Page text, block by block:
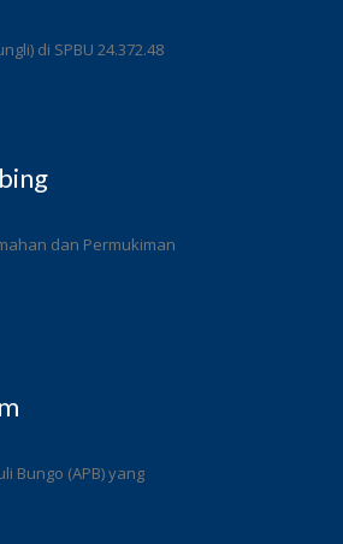
di SPBU 24.372.48
dan Permukiman
Bungo (APB) yang